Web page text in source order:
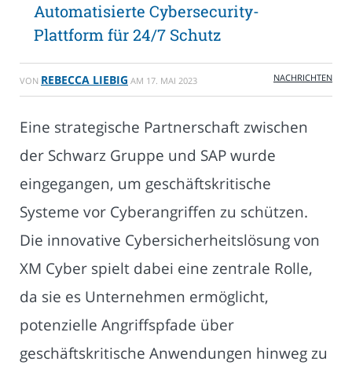
Automatisierte Cybersecurity-
Plattform für 24/7 Schutz
VON REBECCA LIEBIG AM 17. MAI 2023 NACHRICHTEN
Eine strategische Partnerschaft zwischen
der Schwarz Gruppe und SAP wurde
eingegangen, um geschäftskritische
Systeme vor Cyberangriffen zu schützen.
Die innovative Cybersicherheitslösung von
XM Cyber spielt dabei eine zentrale Rolle,
da sie es Unternehmen ermöglicht,
potenzielle Angriffspfade über
geschäftskritische Anwendungen hinweg zu